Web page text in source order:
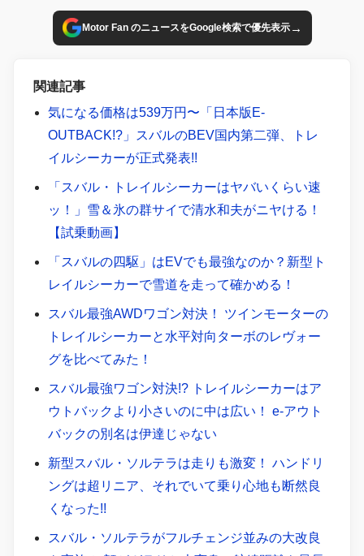
Motor Fan のニュースをGoogle検索で優先表示→
関連記事
気になる価格は539万円〜「日本版E-
OUTBACK!?」スバルのBEV国内第二弾、トレ
イルシーカーが正式発表!!
「スバル・トレイルシーカーはヤバいくらい速
ッ！」雪＆氷の群サイで清水和夫がニヤける！
【試乗動画】
「スバルの四駆」はEVでも最強なのか？新型ト
レイルシーカーで雪道を走って確かめる！
スバル最強AWDワゴン対決！ ツインモーターの
トレイルシーカーと水平対向ターボのレヴォー
グを比べてみた！
スバル最強ワゴン対決!? トレイルシーカーはア
ウトバックより小さいのに中は広い！ e-アウト
バックの別名は伊達じゃない
新型スバル・ソルテラは走りも激変！ ハンドリ
ングは超リニア、それでいて乗り心地も断然良
くなった!!
スバル・ソルテラがフルチェンジ並みの大改良